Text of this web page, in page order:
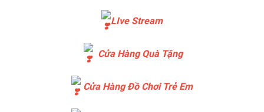
LIve Stream
Cửa Hàng Quà Tặng
Cửa Hàng Đồ Chơi Trẻ Em